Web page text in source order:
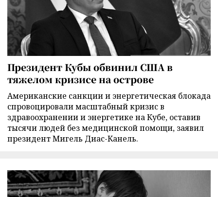
Президент Кубы обвинил США в
тяжелом кризисе на острове
Американские санкции и энергетическая блокада
спровоцировали масштабный кризис в
здравоохранении и энергетике на Кубе, оставив
тысячи людей без медицинской помощи, заявил
президент Мигель Диас-Канель.